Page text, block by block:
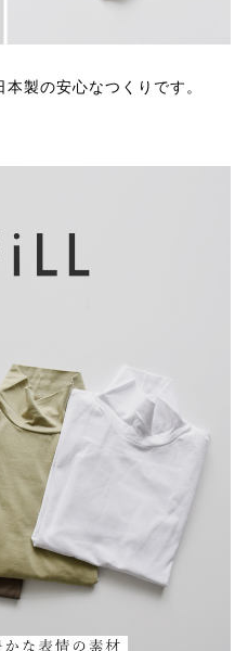
製の安心なつくりです。